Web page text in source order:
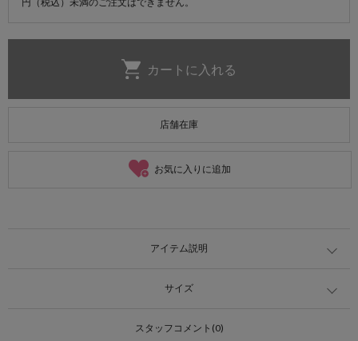
店舗在庫
お気に入りに追加
アイテム説明
サイズ
スタッフコメント(0)